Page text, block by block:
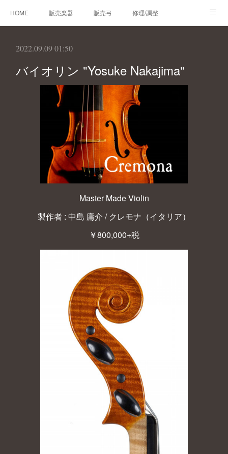
HOME 販売楽器 販売弓 修理/調整
2022.09.09 01:50
バイオリン "Yosuke Nakajima"
Master Made Violin
製作者 : 中島 庸介 / クレモナ（イタリア）
￥800,000+税